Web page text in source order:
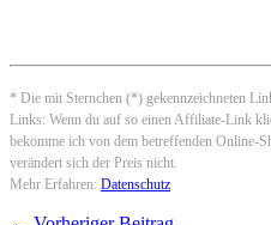
* Die mit Sternchen (*) gekennzeichneten
Links: Wenn du auf so einen Affiliate-Link
bekomme ich von dem betreffenden Online-
verändert sich der Preis nicht.
Mehr Erfahren: Datenschutz